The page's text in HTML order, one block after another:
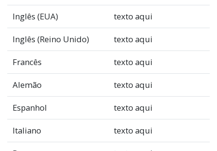
Inglês (EUA) texto aqui
Inglês (Reino Unido) texto aqui
Francês texto aqui
Alemão texto aqui
Espanhol texto aqui
Italiano texto aqui